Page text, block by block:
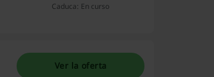
Caduca: En curso
Ver la oferta